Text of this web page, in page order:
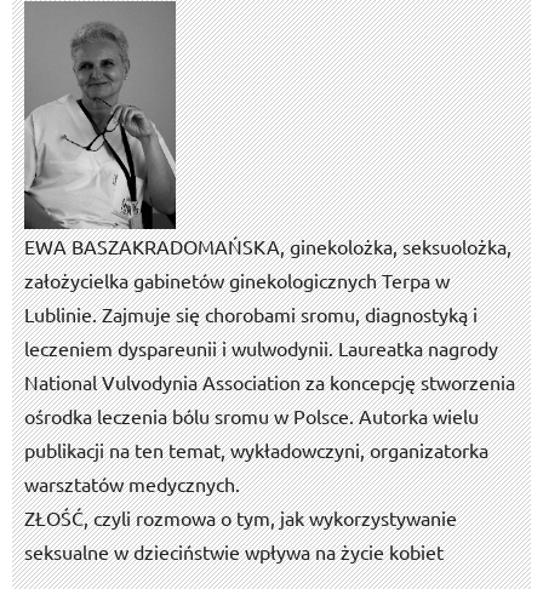
EWA BASZAK­RADOMAŃSKA, ginekolożka, seksuolożka,
założycielka gabinetów ginekologicznych Terpa w
Lublinie. Zajmuje się chorobami sromu, diagnostyką i
leczeniem dyspareunii i wulwodynii. Laureatka nagrody
National Vulvodynia Association za koncepcję stworzenia
ośrodka leczenia bólu sromu w Polsce. Autorka wielu
publikacji na ten temat, wykładowczyni, organizatorka
warsztatów medycznych.
ZŁOŚĆ, czyli rozmowa o tym, jak wykorzystywanie
seksualne w dzieciństwie wpływa na życie kobiet